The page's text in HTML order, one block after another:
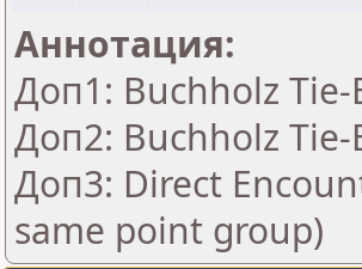
Аннотация:
Доп1: Buchholz
Доп2: Buchholz
Доп3: Direct
same point group)